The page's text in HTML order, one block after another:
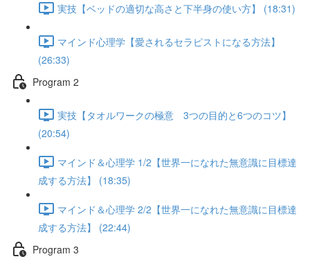
実技【ベッドの適切な高さと下半身の使い方】 (18:31)
マインド心理学【愛されるセラピストになる方法】
(26:33)
Program 2
実技【タオルワークの極意 3つの目的と6つのコツ】
(20:54)
マインド＆心理学 1/2【世界一になれた無意識に目標達
成する方法】 (18:35)
マインド＆心理学 2/2【世界一になれた無意識に目標達
成する方法】 (22:44)
Program 3